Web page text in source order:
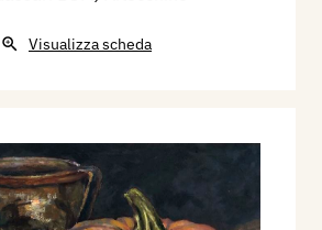
Visualizza scheda